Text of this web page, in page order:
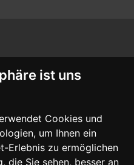
ist uns
Cookies und
um Ihnen ein
Erlebnis zu ermöglichen
die Sie sehen, besser an